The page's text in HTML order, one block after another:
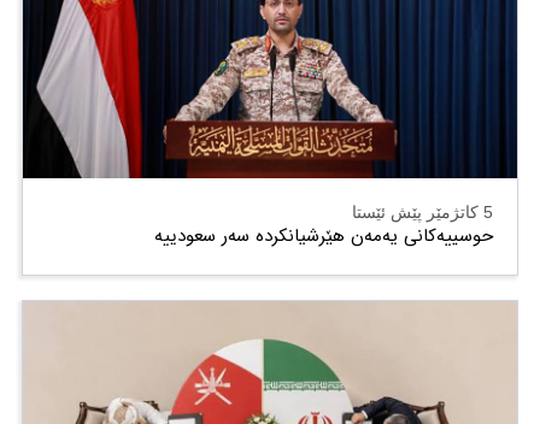
5 کاتژمێر پێش ئێستا
حوسییەکانی یەمەن هێرشیانکردە سەر سعودییە